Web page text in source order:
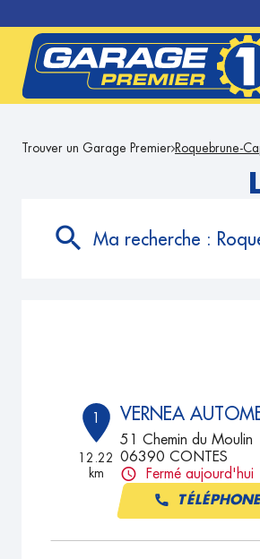
Trouver un Garage Premier Roquebrune-
Ma recherche :
1
12.22
km
VERNEA
51 Chemin du Moulin
06390 CONTES
Fermé aujourd'hui